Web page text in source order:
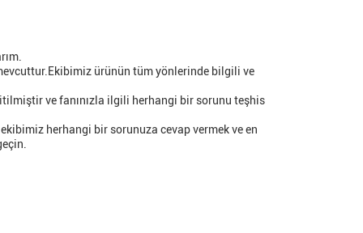
ürünün tüm yönlerinde bilgili ve
ve fanınızla ilgili herhangi bir sorunu teşhis
herhangi bir sorunuza cevap vermek ve en